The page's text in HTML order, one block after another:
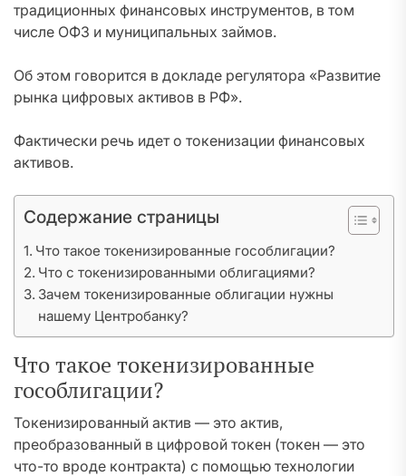
традиционных финансовых инструментов, в том
числе ОФЗ и муниципальных займов.
Об этом говорится в докладе регулятора «Развитие
рынка цифровых активов в РФ».
Фактически речь идет о токенизации финансовых
активов.
Содержание страницы
Что такое токенизированные гособлигации?
Что с токенизированными облигациями?
Зачем токенизированные облигации нужны
нашему Центробанку?
Что такое токенизированные
гособлигации?
Токенизированный актив — это актив,
преобразованный в цифровой токен (токен — это
что-то вроде контракта) с помощью технологии